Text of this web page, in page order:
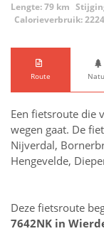
Lengte: 79 km
Calorieverbruik: 2224
Route
Een fietsroute die
wegen gaat. De
Nijverdal,
Hengevelde,
Deze fietsroute
7642NK in